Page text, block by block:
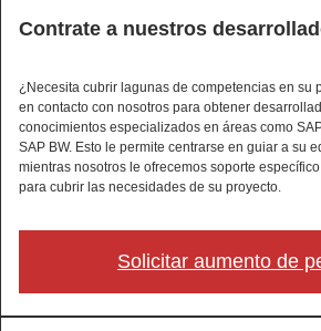
Contrate a nuestros
¿Necesita cubrir lagunas de competencias en su
en contacto con nosotros para obtener
conocimientos especializados en áreas como
SAP BW. Esto le permite centrarse en guiar a su
mientras nosotros le ofrecemos soporte
para cubrir las necesidades de su proyecto.
Solicitar aumento de